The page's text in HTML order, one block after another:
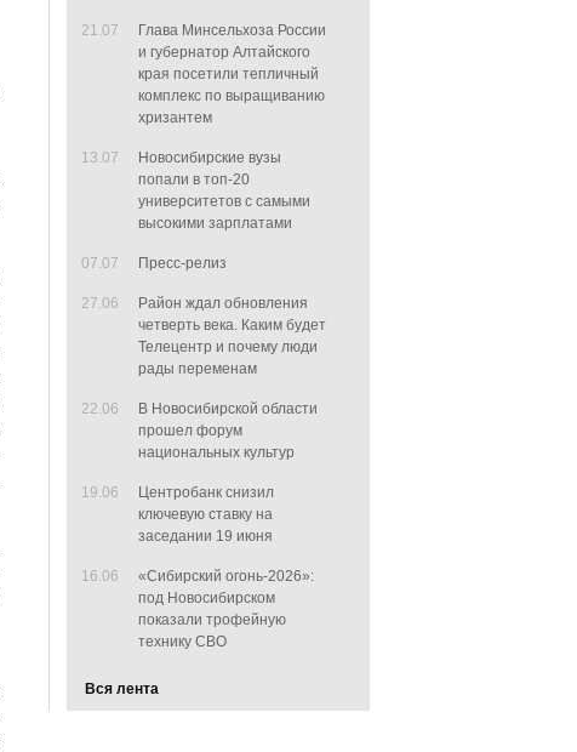
21.07
Глава Минсельхоза России
и губернатор Алтайского
края посетили тепличный
комплекс по выращиванию
хризантем
13.07
Новосибирские вузы
попали в топ-20
университетов с самыми
высокими зарплатами
07.07 Пресс-релиз
27.06
Район ждал обновления
четверть века. Каким будет
Телецентр и почему люди
рады переменам
22.06
В Новосибирской области
прошел форум
национальных культур
19.06
Центробанк снизил
ключевую ставку на
заседании 19 июня
16.06
«Сибирский огонь-2026»:
под Новосибирском
показали трофейную
технику СВО
Вся лента